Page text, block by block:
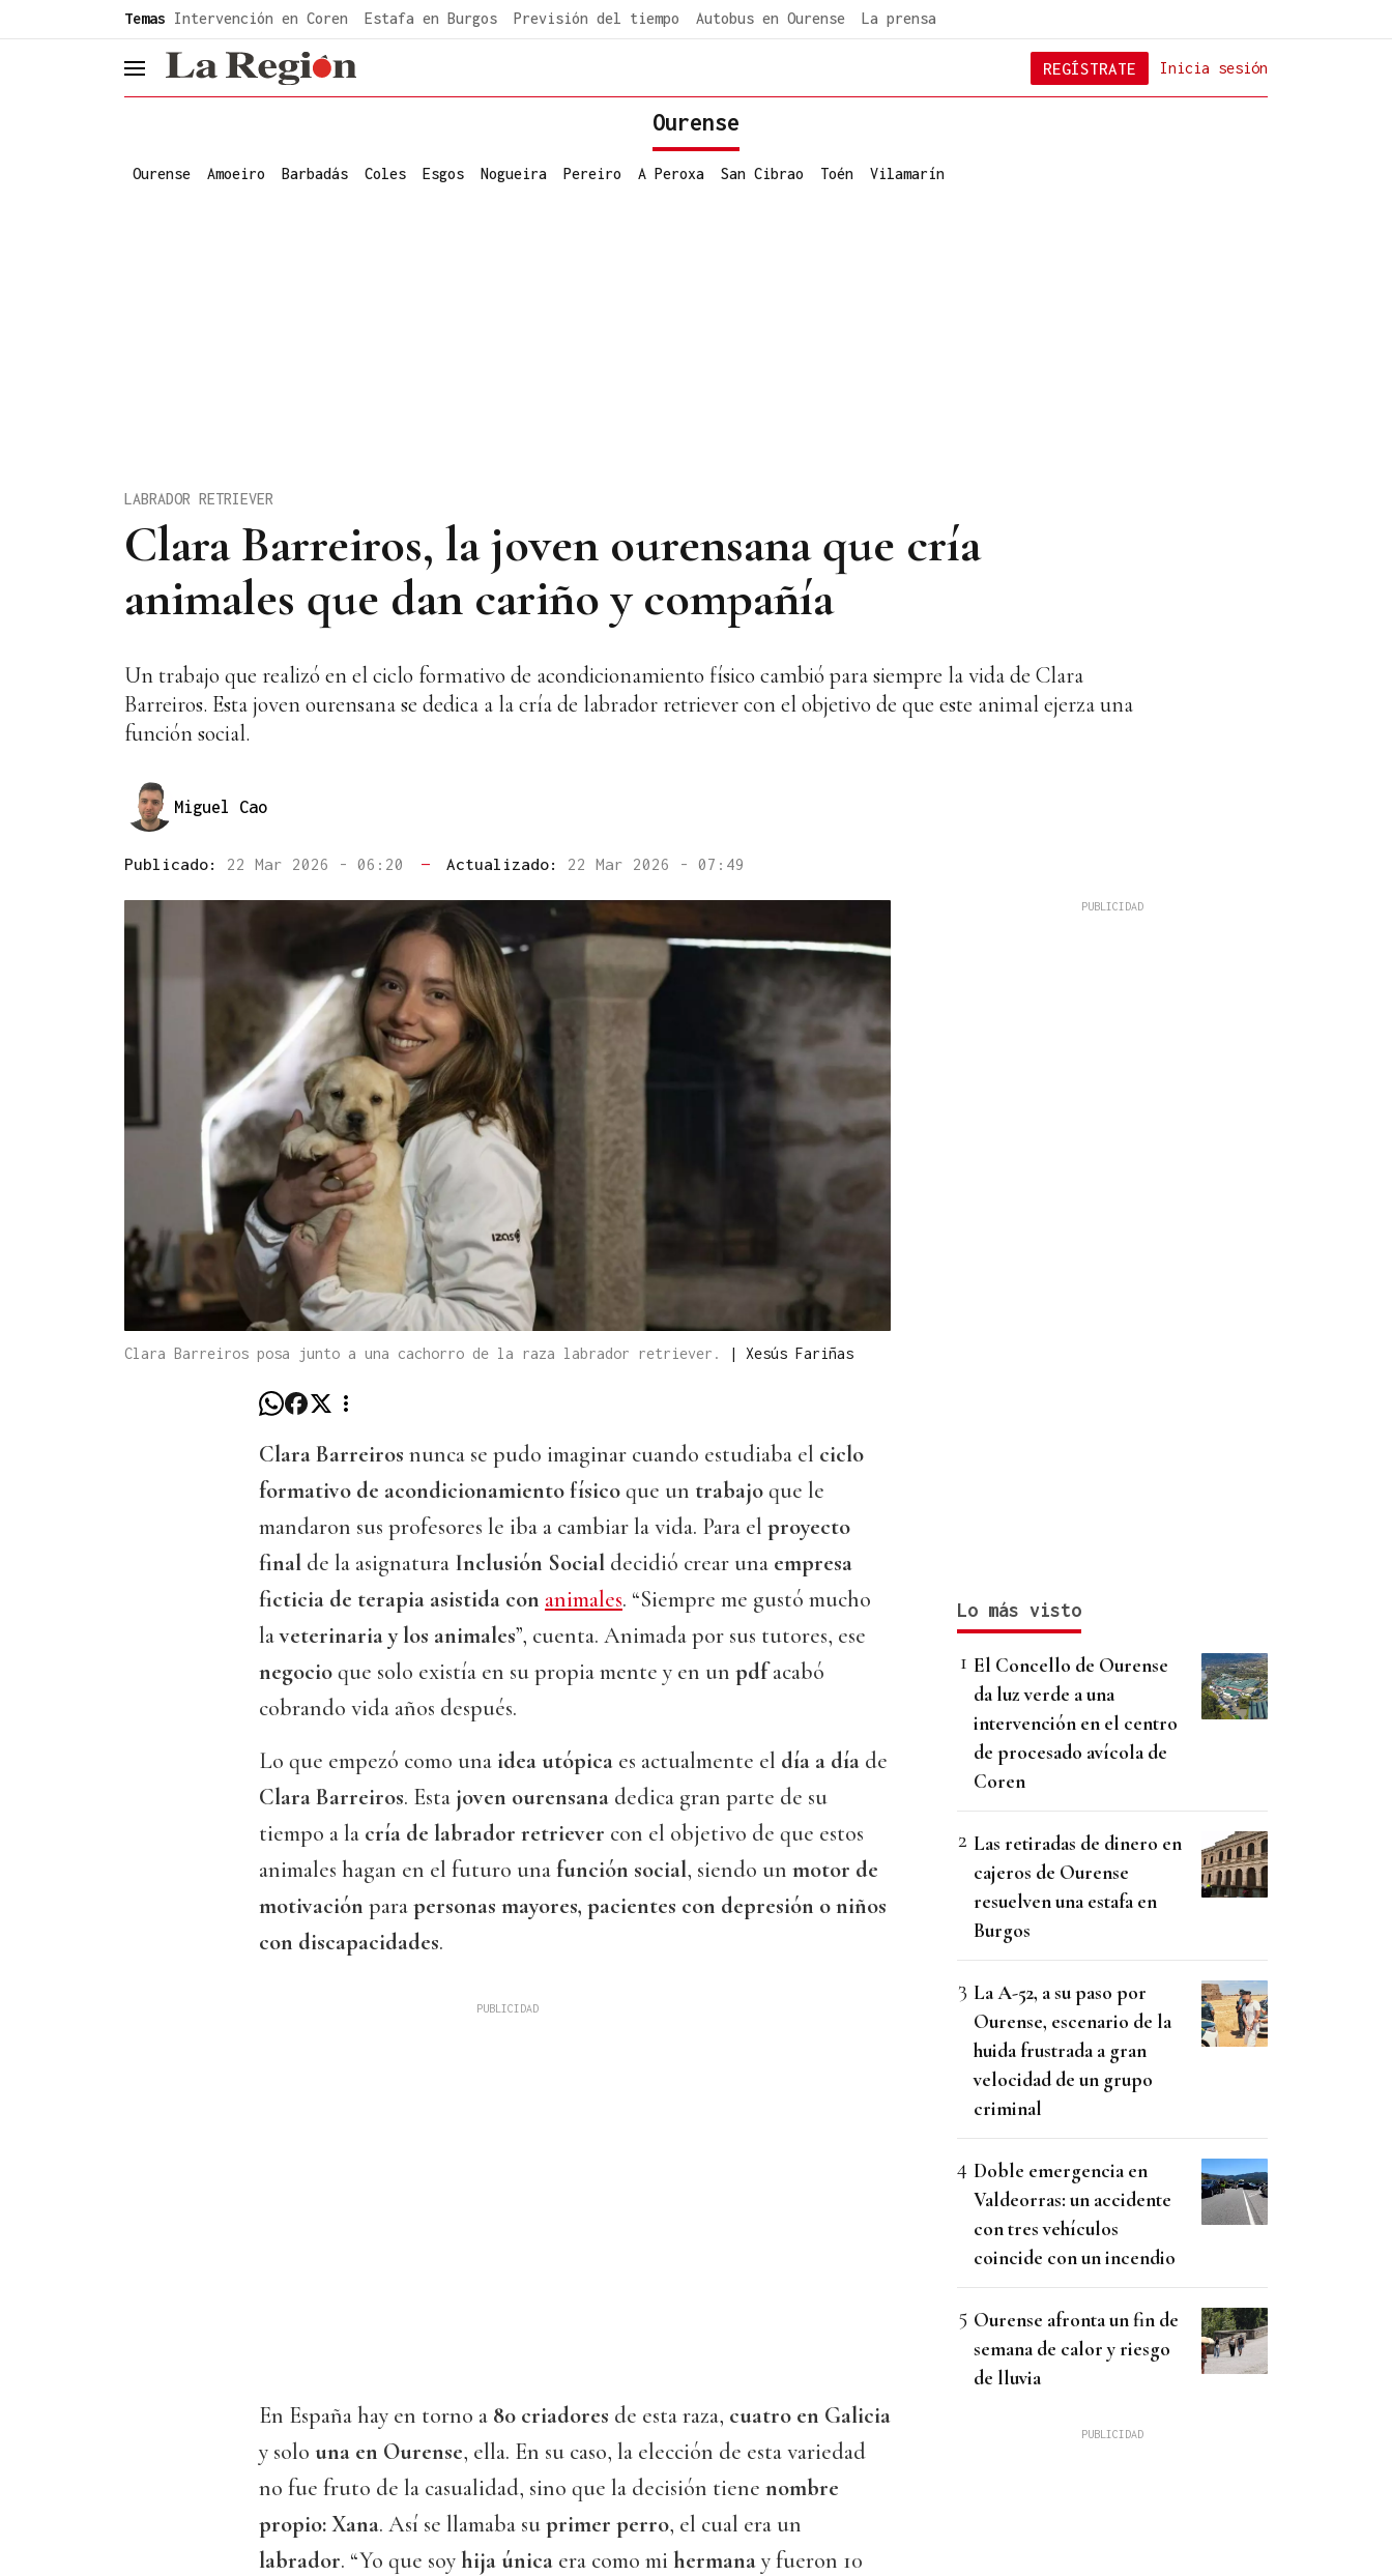
Temas Intervención en Coren Estafa en Burgos Previsión del tiempo Autobus en Ourense La prensa
header.menu.open Inicia sesión
REGÍSTRATE
Ourense
Ourense Amoeiro Barbadás Coles Esgos Nogueira Pereiro A Peroxa San Cibrao Toén Vilamarín
Clara Barreiros, la joven ourensana que cría
animales que dan cariño y compañía
LABRADOR RETRIEVER
Un trabajo que realizó en el ciclo formativo de acondicionamiento físico cambió para siempre la vida de Clara
Barreiros. Esta joven ourensana se dedica a la cría de labrador retriever con el objetivo de que este animal ejerza una
función social.
Miguel Cao
Publicado: 22 Mar 2026 - 06:20 — Actualizado: 22 Mar 2026 - 07:49
Clara Barreiros posa junto a una cachorro de la raza labrador retriever. | Xesús Fariñas
Clara Barreiros nunca se pudo imaginar cuando estudiaba el ciclo
formativo de acondicionamiento físicoque un trabajoque le
mandaron sus profesores le iba a cambiar la vida. Para el proyecto
final de la asignatura Inclusión Social decidió crear una empresa
ficticia de terapia asistida con animales. “Siempre me gustó mucho
laveterinaria y los animales”, cuenta. Animada por sus tutores, ese
negocioque solo existía en su propia mente y en un pdfacabó
cobrando vida años después.
Lo que empezó como una idea utópica es actualmente el día a día de
Clara Barreiros. Esta joven ourensana dedica gran parte de su
tiempo a la cría de labrador retriever con el objetivo de que estos
animales hagan en el futuro unafunción social, siendo un motor de
motivación parapersonas mayores, pacientes con depresión o niños
con discapacidades.
En España hay en torno a 80 criadores de esta raza, cuatro en Galicia
y solo una en Ourense, ella. En su caso, la elección de esta variedad
no fue fruto de la casualidad, sino que la decisión tiene nombre
propio: Xana. Así se llamaba suprimer perro, el cual era un
labrador. “Yo que soyhija única era como mi hermanay fueron 10
Lo más visto
El Concello de Ourense
da luz verde a una
intervención en el centro
de procesado avícola de
Coren
Las retiradas de dinero en
cajeros de Ourense
resuelven una estafa en
Burgos
La A-52, a su paso por
Ourense, escenario de la
huida frustrada a gran
velocidad de un grupo
criminal
Doble emergencia en
Valdeorras: un accidente
con tres vehículos
coincide con un incendio
Ourense afronta un fin de
semana de calor y riesgo
de lluvia